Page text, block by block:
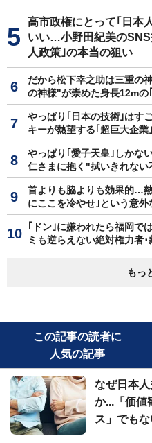
高市政権にとって｢日本
いい…小野田紀美のSNS
人政策｣の本当の狙い
だから松下幸之助は三重の
の神様"が崇めた身長12mの
やっぱり｢日本の技術｣はす
キーが熱望する｢超巨大企業
やっぱり｢愛子天皇｣しかな
仁さまに抱く"拭いきれない
首よりも脇よりも効果的…
にここを冷やせ｣という意外
｢ドン｣に嫌われたら福岡で
ミも逆らえない絶対権力者
もっ
この記事の読者に
人気の記事
なぜ日本
か...「価値
ス」でも